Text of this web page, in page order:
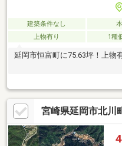
建築条件なし
上物有り
1種
延岡市恒富町に75.63坪！上物
宮崎県延岡市北川